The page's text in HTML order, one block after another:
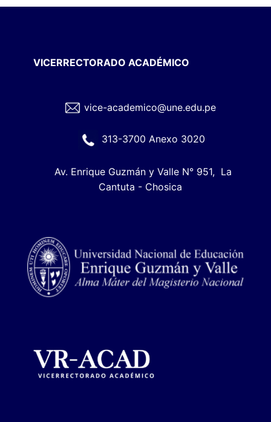
VICERRECTORADO ACADÉMICO
vice-academico@une.edu.pe
313-3700 Anexo 3020
Av. Enrique Guzmán y Valle N° 951, La
Cantuta - Chosica